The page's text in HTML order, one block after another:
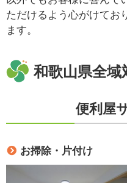
ただけるよう心がけてお
ます。
和歌山県全
便利屋
お掃除・片付け